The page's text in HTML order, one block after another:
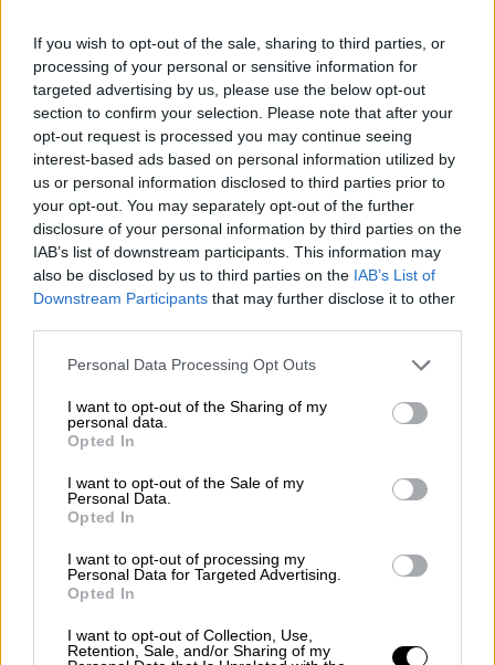
If you wish to opt-out of the sale, sharing to third parties, or
processing of your personal or sensitive information for
targeted advertising by us, please use the below opt-out
section to confirm your selection. Please note that after your
opt-out request is processed you may continue seeing
interest-based ads based on personal information utilized by
us or personal information disclosed to third parties prior to
your opt-out. You may separately opt-out of the further
disclosure of your personal information by third parties on the
IAB’s list of downstream participants. This information may
also be disclosed by us to third parties on the IAB’s List of
Downstream Participants that may further disclose it to other
Please note that this website/app uses one or more Google
not limited to your visit or usage behaviour. You may click to
grant or deny consent to Google and its third-party tags to
use your data for below specified purposes in below Google
consent section.
Personal Data Processing Opt Outs
I want to opt-out of the Sharing of my
personal data.
Opted In
I want to opt-out of the Sale of my
Personal Data.
Opted In
I want to opt-out of processing my
Personal Data for Targeted Advertising.
Opted In
I want to opt-out of Collection, Use,
Retention, Sale, and/or Sharing of my
«Σήμερα είναι η πρώτη μέρα αφίξεων
Τούρκων επισκεπτών στηΜυτιλήνηλέει
μιλώντας στο ΑΠΕ ΜΠΕ ο τουριστικός
πράκτορας και Πρόεδρος του τμήματος
τουρισμού τουΕπιμελητηρίου Λέσβου 'Αρης
Λαζαρής. Μια πολύ χρήσιμη οικονομική
ένεση στη Λεσβιακή αγορά». Όπως είπε ο κ.
Λεσβιακή οικονομία και σημειώνει τη θετική
εξέλιξη της προ ολίγων ημερών παράταση
της έκδοσης θεώρησης τουριστικής
λιμάνια των νησιών του ανατολικού
Αιγαίου
Η εξέλιξη αυτή έγινε δεκτή από την
Ευρωπαϊκή Επιτροπή με εισήγηση της
Ελληνικής Κυβέρνησης.
«Βέβαια, σημειώνει ο κ.
Λαζαρής
λάβουμε υπόψη την οικονομική κρίση και την